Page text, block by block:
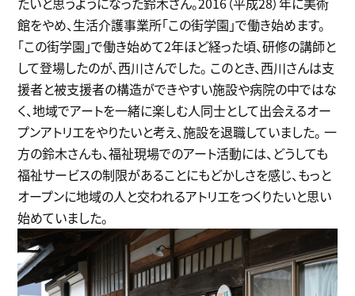
館をやめ、生活介護事業所「この街学園」で働き始めます。
「この街学園」で働き始めて2年ほど経った頃、研修の講師と
して登場したのが、西川さんでした。 このとき、西川さんは支
援者と被支援者の構造ができやすい施設や病院の中ではな
く、地域でアートを一緒に楽しむ人同士として出会えるオー
プンアトリエをやりたいと考え、施設を退職していました。 一
方の鈴木さんも、福祉現場でのアート活動には、どうしても
福祉サービスの制限があることにもどかしさを感じ、もっと
オープンに地域の人と交われるアトリエをつくりたいと思い
始めていました。